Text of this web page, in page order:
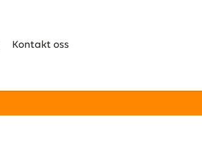
Kontakt oss